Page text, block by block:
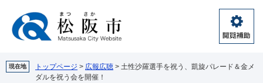
閲
覧
助
現在地 トップページ > 広報広聴 > 土性沙羅選手を祝う、凱旋パレード＆金メ
ダルを祝う会を開催！